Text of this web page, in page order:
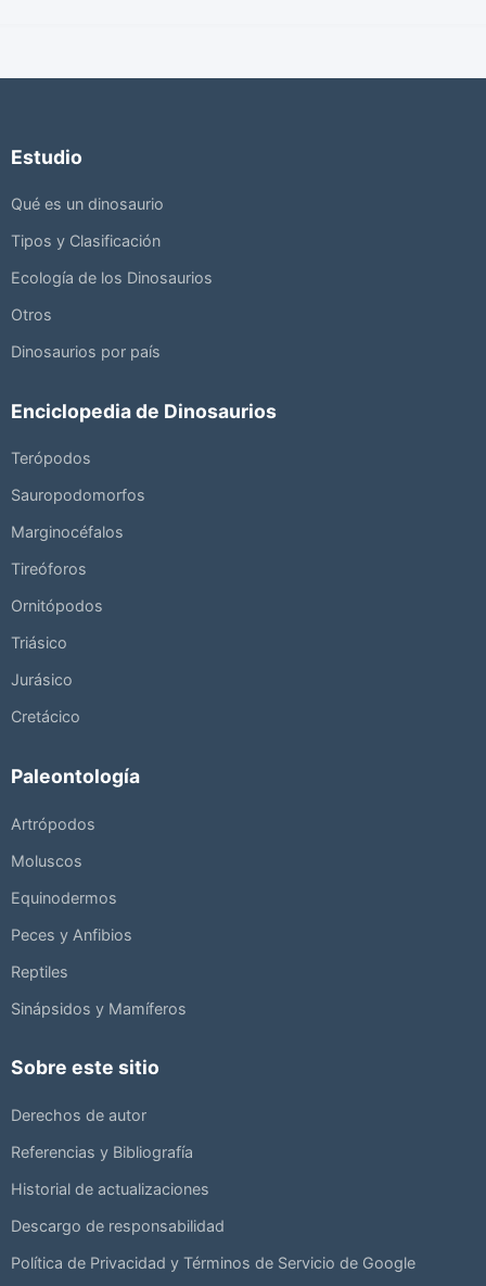
Estudio
Qué es un dinosaurio
Tipos y Clasificación
Ecología de los Dinosaurios
Otros
Dinosaurios por país
Enciclopedia de Dinosaurios
Terópodos
Sauropodomorfos
Marginocéfalos
Tireóforos
Ornitópodos
Triásico
Jurásico
Cretácico
Paleontología
Artrópodos
Moluscos
Equinodermos
Peces y Anfibios
Reptiles
Sinápsidos y Mamíferos
Sobre este sitio
Derechos de autor
Referencias y Bibliografía
Historial de actualizaciones
Descargo de responsabilidad
Política de Privacidad y Términos de Servicio de Google